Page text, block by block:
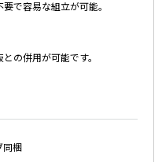
で容易な組立が可能。
の併用が可能です。
同梱